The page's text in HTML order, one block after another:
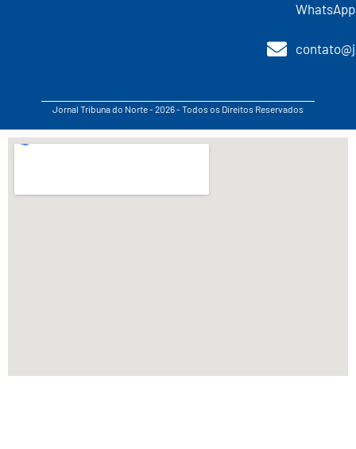
WhatsApp
Jornal Tribuna do Norte - 2026 - Todos os Direitos Reservados